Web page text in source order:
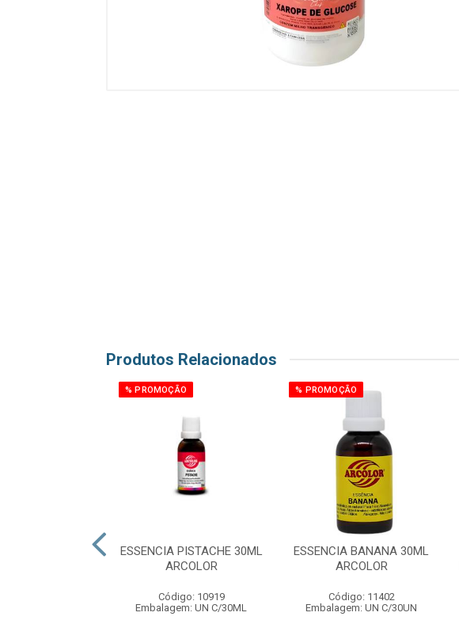
Produtos Relacionados
% PROMOÇÃO
ESSENCIA PISTACHE 30ML
ARCOLOR
Código: 10919
Embalagem: UN C/30ML
% PROMOÇÃO
ESSENCIA BANANA 30ML
ARCOLOR
Código: 11402
Embalagem: UN C/30UN